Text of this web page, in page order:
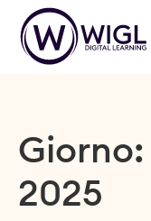
Giorno:
2025